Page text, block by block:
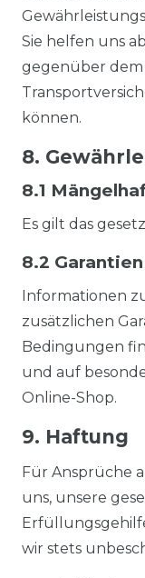
Sie helfen uns
gegenüber
können.
8.
8.1
Es gilt das
8.2
Informationen
zusätzlichen
Bedingungen
und auf
Online-Shop.
9. Haftung
Für Ansprüche
uns, unsere
wir stets